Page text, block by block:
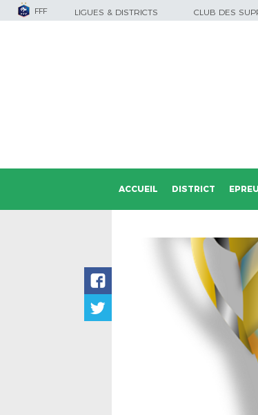
FFF LIGUES & DISTRICTS CLUB DES
ACCUEIL DISTRICT